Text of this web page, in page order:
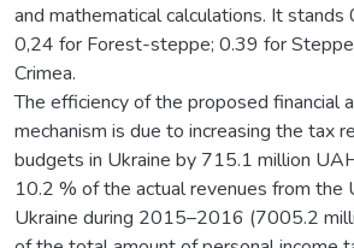
and mathematical calculations. It stands
0,24 for Forest-steppe; 0.39 for
Crimea.
The efficiency of the proposed financial
mechanism is due to increasing the tax
budgets in Ukraine by 715.1 million
10.2 % of the actual revenues from the
Ukraine during 2015–2016 (7005.2